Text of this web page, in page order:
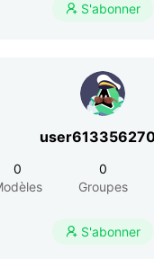
 S'abonner
0
0
Groupes
 S'abonner